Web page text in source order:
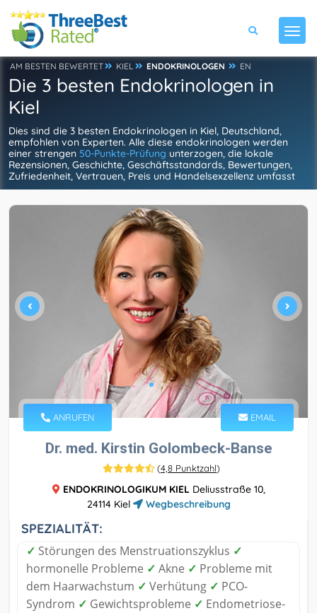
AM BESTEN BEWERTET KIEL ENDOKRINOLOGEN EN
Die 3 besten Endokrinologen in
Kiel
Dies sind die 3 besten Endokrinologen in Kiel, Deutschland,
empfohlen von Experten. Alle diese endokrinologen werden
einer strengen 50-Punkte-Prüfung unterzogen, die lokale
Rezensionen, Geschichte, Geschäftsstandards, Bewertungen,
Zufriedenheit, Vertrauen, Preis und Handelsexzellenz umfasst
ANRUFEN EMAIL
Dr. med. Kirstin Golombeck-Banse
(4,8 Punktzahl)
ENDOKRINOLOGIKUM KIELDeliusstraße 10,
24114 Kiel
Wegbeschreibung
SPEZIALITÄT:
✓ Störungen des Menstruationszyklus ✓
hormonelle Probleme ✓ Akne ✓ Probleme mit
dem Haarwachstum ✓ Verhütung ✓ PCO-
Syndrom ✓ Gewichtsprobleme ✓ Endometriose-